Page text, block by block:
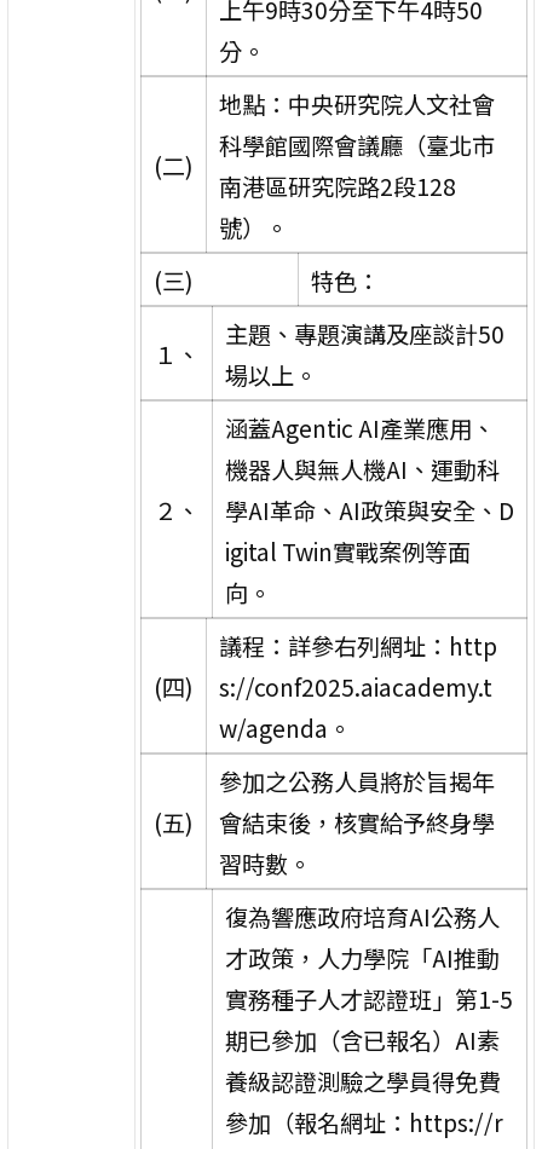
上午9時30分至下午4時50
分。
(二)
地點：中央研究院人文社會
科學館國際會議廳（臺北市
南港區研究院路2段128
號）。
(三)
特色：
１、
主題、專題演講及座談計50
場以上。
２、
涵蓋Agentic AI產業應用、
機器人與無人機AI、運動科
學AI革命、AI政策與安全、D
igital Twin實戰案例等面
向。
(四)
議程：詳參右列網址：http
s://conf2025.aiacademy.t
w/agenda。
(五)
參加之公務人員將於旨揭年
會結束後，核實給予終身學
習時數。
復為響應政府培育AI公務人
才政策，人力學院「AI推動
實務種子人才認證班」第1-5
期已參加（含已報名）AI素
養級認證測驗之學員得免費
參加（報名網址：https://r